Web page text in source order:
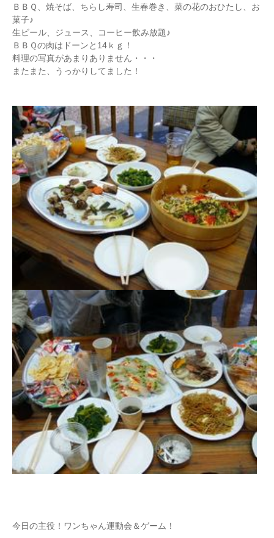
ＢＢＱ、焼そば、ちらし寿司、生春巻き、菜の花のおひたし、お
菓子♪
生ビール、ジュース、コーヒー飲み放題♪
ＢＢＱの肉はドーンと14ｋｇ！
料理の写真があまりありません・・・
またまた、うっかりしてました！
今日の主役！ワンちゃん運動会＆ゲーム！